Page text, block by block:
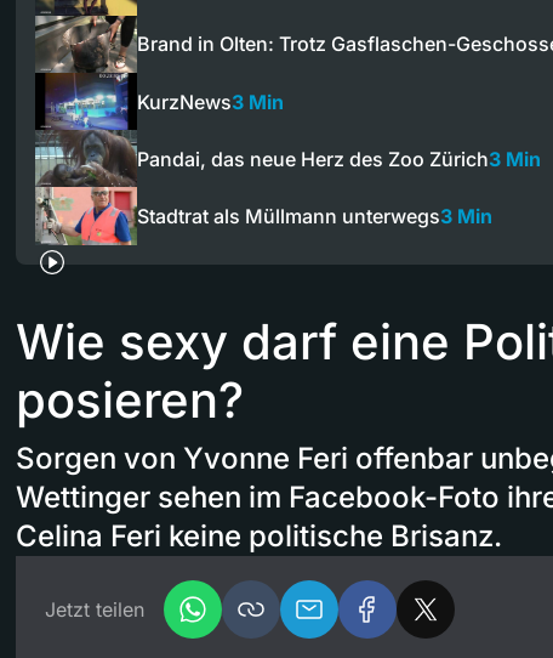
Brand in Olten: Trotz Gasflaschen-
KurzNews3 Min
Pandai, das neue Herz des Zoo Zürich3 Min
Stadtrat als Müllmann unterwegs3 Min
Wie sexy darf eine
posieren?
Sorgen von Yvonne Feri offenbar
Wettinger sehen im Facebook-Foto
Celina Feri keine politische Brisanz.
Jetzt teilen